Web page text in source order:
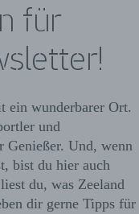
für
ein wunderbarer Ort.
und
Genießer. Und, wenn
bist du hier auch
du, was Zeeland
dir gerne Tipps für